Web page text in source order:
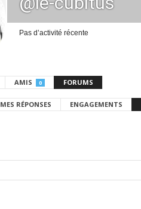
Pas d’activité récente
AMIS 0 FORUMS
MES RÉPONSES ENGAGEMENTS